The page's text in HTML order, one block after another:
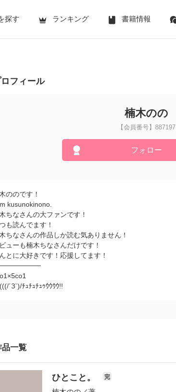
探す ランキング 書籍情報
フィール
楠木のの
【会員番号】887197
フォロー
ののです！
kusunokinono.
ちなさんの大ファンです！
も読んでます！
ちなさんの作品しか読む気ありません！
ューも楠木ちなさんだけです！
とに大好きです！応援してます！
´З`)/ﾁｭﾁｭﾁｭｩｳｳｳｳ!!
品一覧
ひとこと。 完